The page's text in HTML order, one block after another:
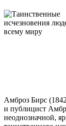
Амброз Бирс
и публицист
неоднозначной,